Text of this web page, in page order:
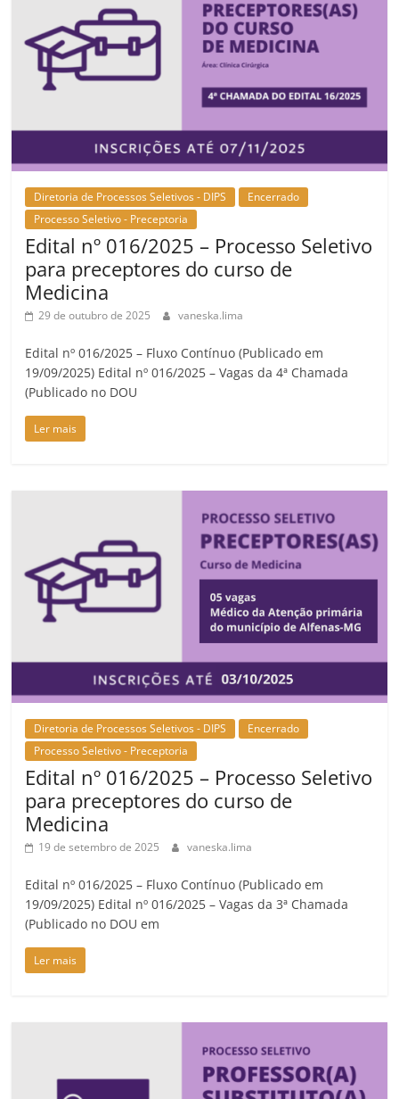
Diretoria de Processos Seletivos - DIPS
Encerrado
Processo Seletivo - Preceptoria
Edital nº 016/2025 – Processo Seletivo
para preceptores do curso de
Medicina
29 de outubro de 2025 vaneska.lima
Edital nº 016/2025 – Fluxo Contínuo (Publicado em
19/09/2025) Edital nº 016/2025 – Vagas da 4ª Chamada
(Publicado no DOU
Ler mais
Diretoria de Processos Seletivos - DIPS
Encerrado
Processo Seletivo - Preceptoria
Edital nº 016/2025 – Processo Seletivo
para preceptores do curso de
Medicina
19 de setembro de 2025 vaneska.lima
Edital nº 016/2025 – Fluxo Contínuo (Publicado em
19/09/2025) Edital nº 016/2025 – Vagas da 3ª Chamada
(Publicado no DOU em
Ler mais